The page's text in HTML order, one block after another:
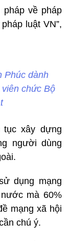
pháp về pháp
luật VN”,
Phúc dành
chức Bộ
xây dựng
người dùng
dụng mạng
mà 60%
mạng xã hội
chú ý.